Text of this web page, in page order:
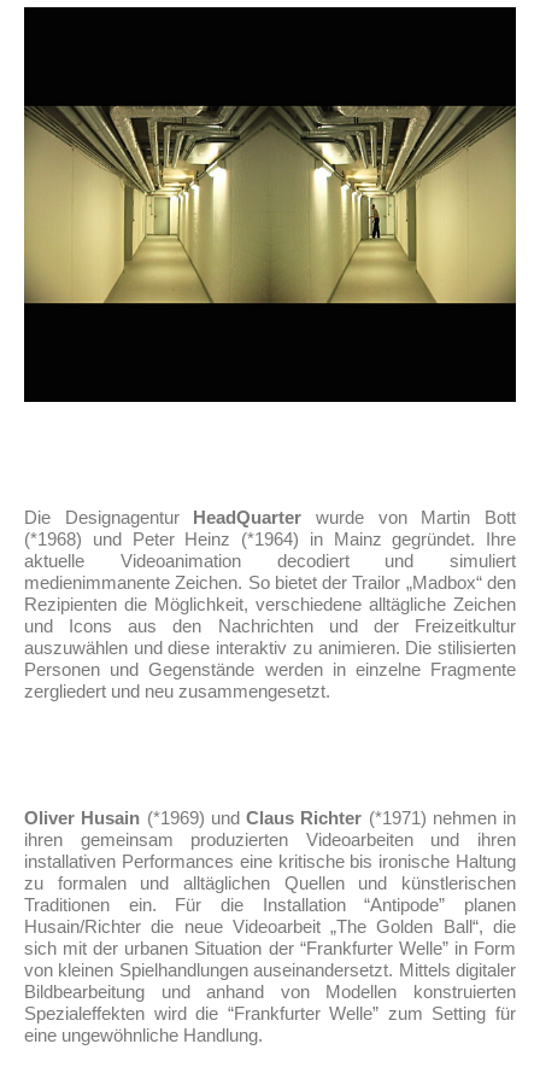
Die DesignagenturHeadQuarterwurde von Martin Bott
(*1968) und Peter Heinz (*1964) in Mainz gegründet. Ihre
aktuelle Videoanimation decodiert und simuliert
medienimmanente Zeichen. So bietet der Trailor „Madbox“ den
Rezipienten die Möglichkeit, verschiedene alltägliche Zeichen
und Icons aus den Nachrichten und der Freizeitkultur
auszuwählen und diese interaktiv zu animieren. Die stilisierten
Personen und Gegenstände werden in einzelne Fragmente
zergliedert und neu zusammengesetzt.
Oliver Husain (*1969) undClaus Richter (*1971) nehmen in
ihren gemeinsam produzierten Videoarbeiten und ihren
installativen Performances eine kritische bis ironische Haltung
zu formalen und alltäglichen Quellen und künstlerischen
Traditionen ein. Für die Installation “Antipode” planen
Husain/Richter die neue Videoarbeit „The Golden Ball“, die
sich mit der urbanen Situation der “Frankfurter Welle” in Form
von kleinen Spielhandlungen auseinandersetzt. Mittels digitaler
Bildbearbeitung und anhand von Modellen konstruierten
Spezialeffekten wird die “Frankfurter Welle” zum Setting für
eine ungewöhnliche Handlung.